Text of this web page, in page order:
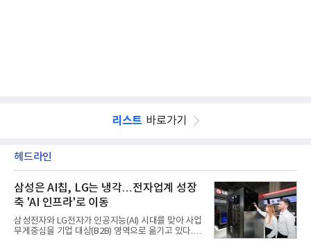
리스트 바로가기
헤드라인
삼성은 AI칩, LG는 냉각…전자업계 성장
축 'AI 인프라'로 이동
삼성전자와 LG전자가 인공지능(AI) 시대를 맞아 사업
무게중심을 기업 대상(B2B) 영역으로 옮기고 있다.